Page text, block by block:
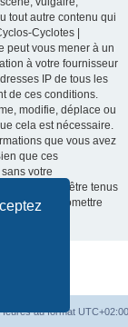
tout autre contenu qui
Cyclotes |
peut vous mener à un
à votre fournisseur
IP de tous les
de ces conditions.
modifie, déplace ou
cela est nécessaire.
que vous avez
que ces
votre
ne pourront être tenus
à compromettre
au format UTC+02:00
Limited